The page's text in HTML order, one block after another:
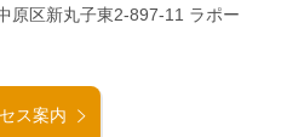
原区新丸子東2-897-11 ラポー
ス案内